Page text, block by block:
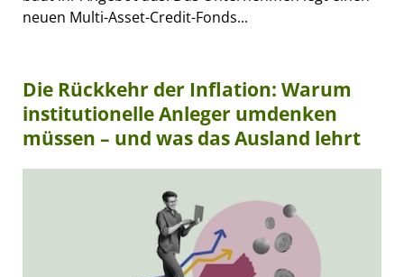
neuen Multi-Asset-Credit-Fonds...
Die Rückkehr der Inflation: Warum
institutionelle Anleger umdenken
müssen – und was das Ausland lehrt